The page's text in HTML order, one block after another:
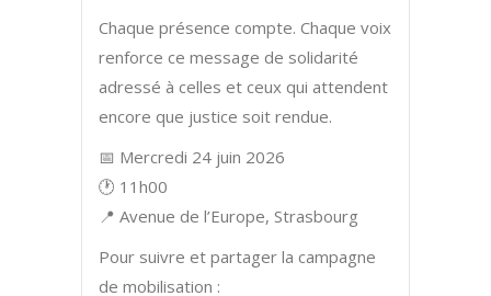
Chaque présence compte. Chaque voix
renforce ce message de solidarité
adressé à celles et ceux qui attendent
encore que justice soit rendue.
📅 Mercredi 24 juin 2026
🕐 11h00
📍 Avenue de l’Europe, Strasbourg
Pour suivre et partager la campagne
de mobilisation :